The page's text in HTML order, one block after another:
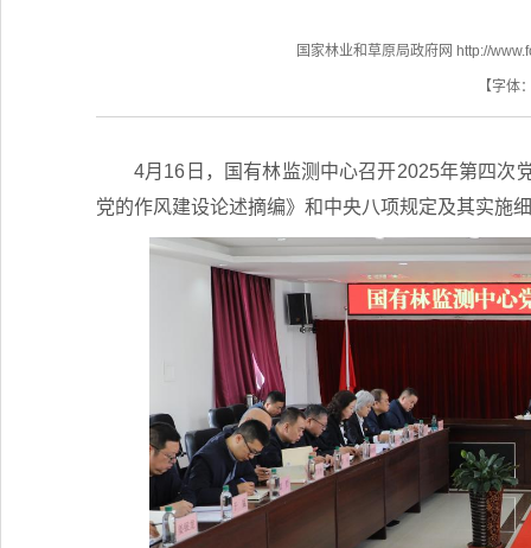
国家林业和草原局政府网 http://
【字体
4月16日，国有林监测中心召开2025年第四次
党的作风建设论述摘编》和中央八项规定及其实施